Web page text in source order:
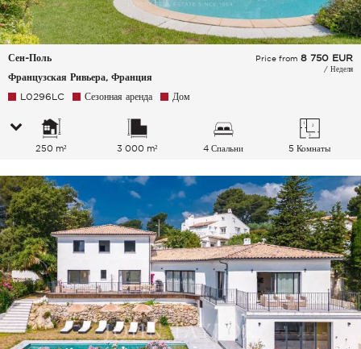
Сен-Поль
Французская Ривьера, Франция
Price from 8 750 EUR
/ Неделя
L0296LC Сезонная аренда Дом
250 m² 3 000 m² 4 Спальни 5 Комнаты